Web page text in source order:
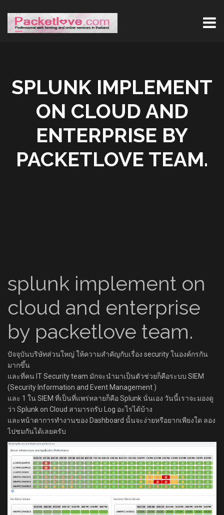
SPLUNK IMPLEMENT
ON CLOUD AND
ENTERPRISE BY
PACKETLOVE TEAM.
splunk implement on
cloud and enterprise
by packetlove team.
ปัจจุบันบริษัทส่วนใหญ่ ให้ความสำคัญกับเรื่อง security ในองค์กรกัน
มากขึ้น
และที่คน IT Security team มักจะนำมาเป็นตัวช่วยก็คือระบบ SIEM
(Security Information and Event Management )
และ 1 ใน SIEM ที่เป็นที่แพร่หลายก็คือ Splunk นั่นเอง วันนี้เราจะมองดู
ว่า Splunk on Cloud สามารถรับ Log อะไรได้บ้าง
และหน้าตาการทำงานของ Dashboard นั้นจะง่ายหรือยากเพียงใด ลอง
ไปชมกันได้เลยครับ